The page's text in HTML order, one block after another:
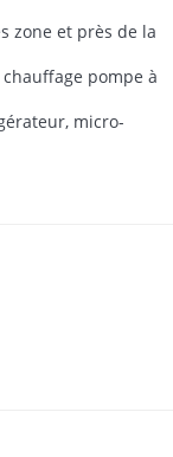
zone et près de la
pompe à
micro-